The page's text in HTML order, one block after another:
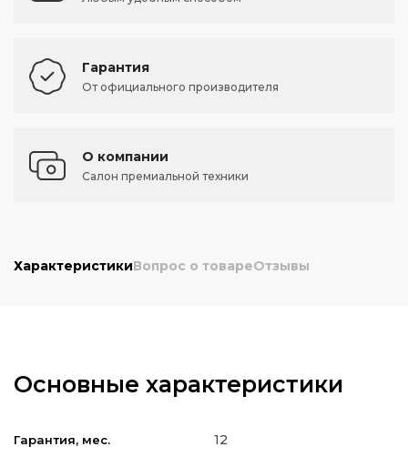
Гарантия
От официального производителя
О компании
Салон премиальной техники
ХарактеристикиВопрос о товареОтзывы
Основные характеристики
Гарантия, мес. 12